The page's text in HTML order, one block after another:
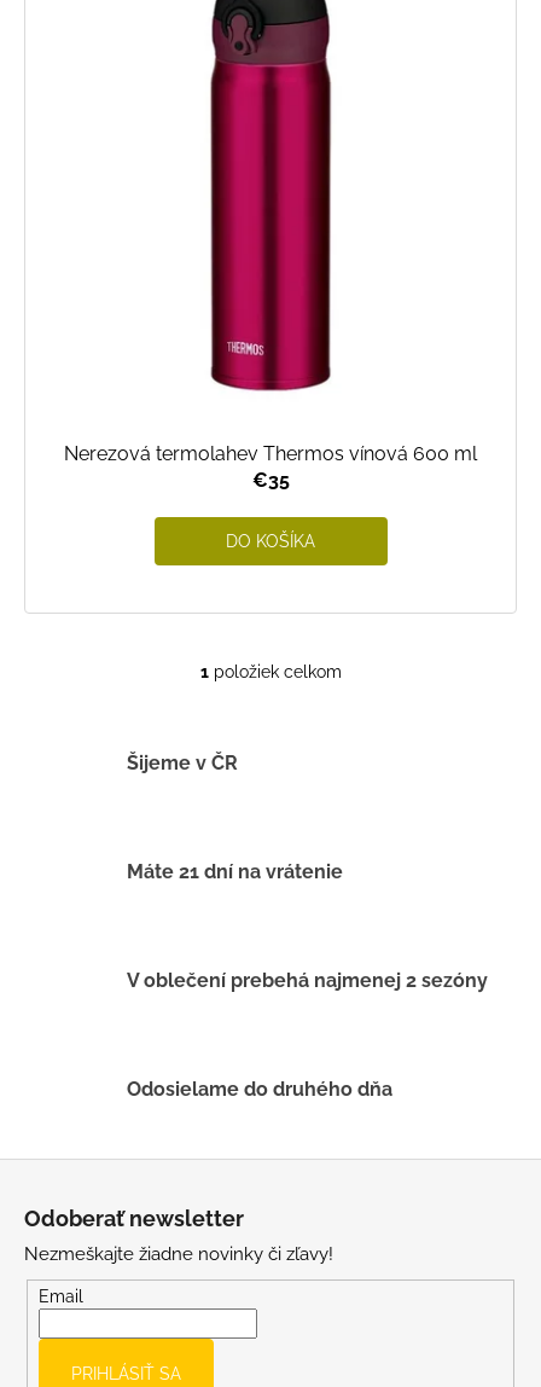
Nerezová termolahev Thermos vínová 600 ml
€35
DO KOŠÍKA
O
i
v
ý
s
1položiek celkom
Šijeme v ČR
Máte 21 dní na vrátenie
V oblečení prebehá najmenej 2 sezóny
Odosielame do druhého dňa
Odoberať newsletter
Nezmeškajte žiadne novinky či zľavy!
Email
PRIHLÁSIŤ SA